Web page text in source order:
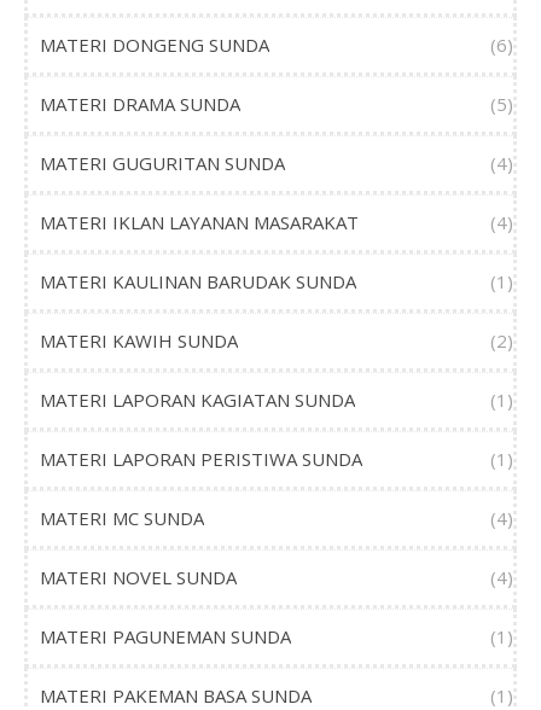
MATERI DONGENG SUNDA (6)
MATERI DRAMA SUNDA (5)
MATERI GUGURITAN SUNDA (4)
MATERI IKLAN LAYANAN MASARAKAT (4)
MATERI KAULINAN BARUDAK SUNDA (1)
MATERI KAWIH SUNDA (2)
MATERI LAPORAN KAGIATAN SUNDA (1)
MATERI LAPORAN PERISTIWA SUNDA (1)
MATERI MC SUNDA (4)
MATERI NOVEL SUNDA (4)
MATERI PAGUNEMAN SUNDA (1)
MATERI PAKEMAN BASA SUNDA (1)